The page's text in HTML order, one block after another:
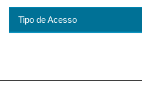
Tipo de Acesso